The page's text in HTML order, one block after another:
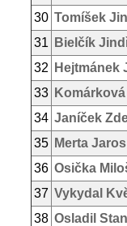
30 Tomíšek
31
Bielčík
32
Hejtmánek
33
34 Janíček
35 Merta
36 Osička
37 Vykydal
38 Osladil